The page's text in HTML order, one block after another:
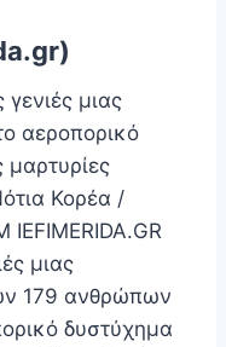
μιας
αεροπορικό
μαρτυρίες
Κορέα /
IEFIMERIDA.GR
μιας
179 ανθρώπων
δυστύχημα